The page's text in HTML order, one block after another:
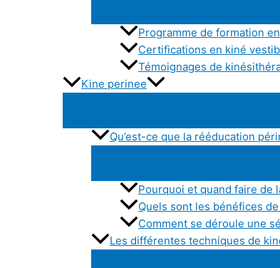
Programme de formation
Certifications en kiné
Témoignages de
Kine perinee
Qu’est-ce que la rééducation
Pourquoi et quand faire de
Quels sont les bénéfices
Comment se déroule une
Les différentes techniques de